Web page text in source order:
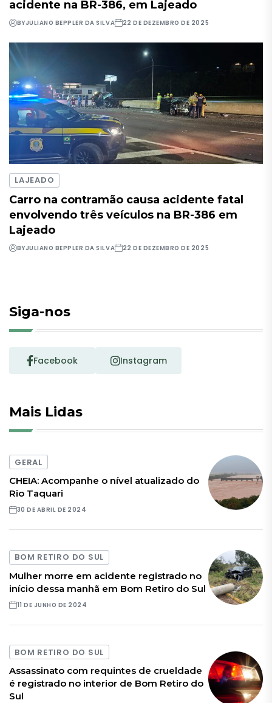
acidente na BR-386, em Lajeado
BYJULIANO BEPPLER DA SILVA 22 DE DEZEMBRO DE 2025
LAJEADO
Carro na contramão causa acidente fatal
envolvendo três veículos na BR-386 em
Lajeado
BYJULIANO BEPPLER DA SILVA 22 DE DEZEMBRO DE 2025
Siga-nos
Facebook Instagram
Mais Lidas
GERAL
CHEIA: Acompanhe o nível atualizado do
Rio Taquari
30 DE ABRIL DE 2024
BOM RETIRO DO SUL
Mulher morre em acidente registrado no
início dessa manhã em Bom Retiro do Sul
11 DE JUNHO DE 2024
BOM RETIRO DO SUL
Assassinato com requintes de crueldade
é registrado no interior de Bom Retiro do
Sul